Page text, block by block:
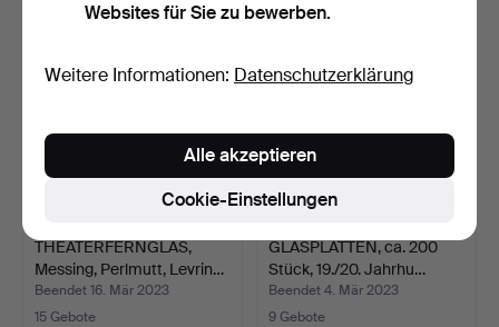
THEATERFERNGLAS,
Messing, Perlmutt, Levrin…
Beendet 16. Mär 2023
15 Gebote
GLASPLATTEN, ca. 200
Stück, 19./20. Jahrhu…
Beendet 4. Mär 2023
9 Gebote
Websites für Sie zu bewerben.
Weitere Informationen: Datenschutzerklärung
Cookie-Einstellungen
Alle akzeptieren